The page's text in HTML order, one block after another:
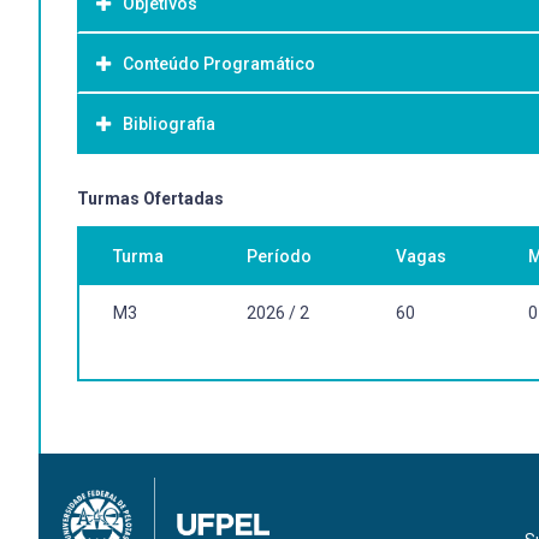
Objetivo Geral:
Conteúdo Programático
Bibliografia
Bibliografia Básica:
Turmas Ofertadas
Turma Período Vagas
M3 2026 / 2 60 0